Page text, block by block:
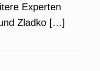
Experten
Zladko […]